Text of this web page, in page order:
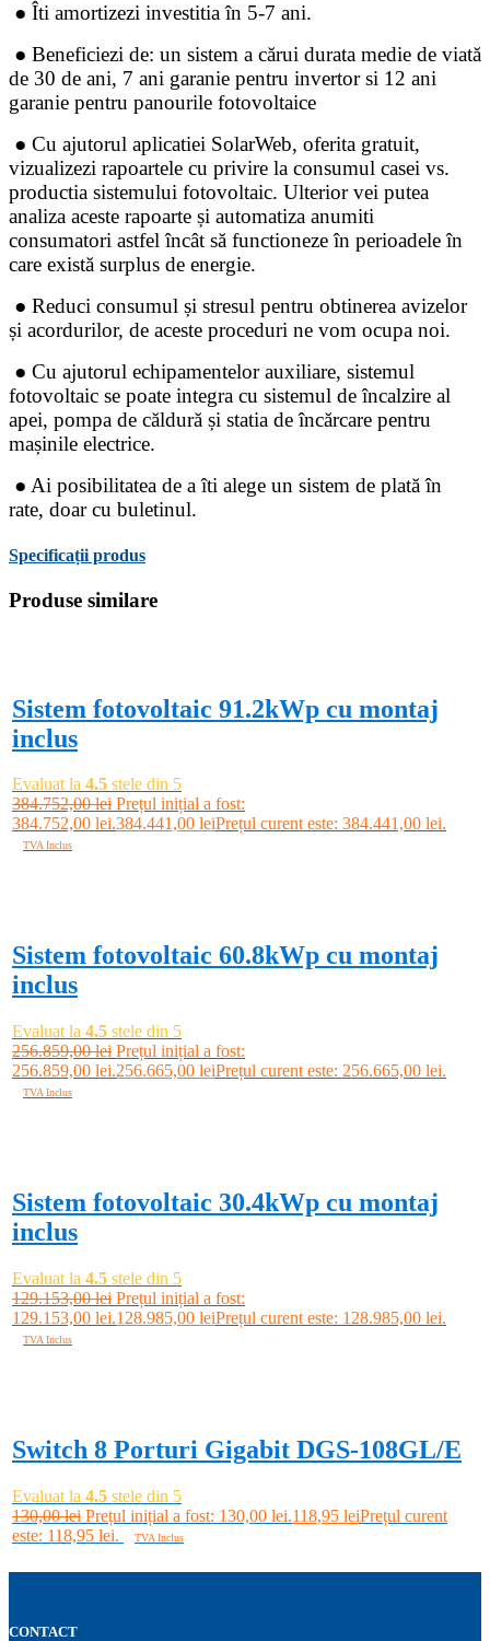
● Îti amortizezi investitia în 5-7 ani.
● Beneficiezi de: un sistem a cărui durata medie de viată
de 30 de ani, 7 ani garanie pentru invertor si 12 ani
garanie pentru panourile fotovoltaice
● Cu ajutorul aplicatiei SolarWeb, oferita gratuit,
vizualizezi rapoartele cu privire la consumul casei vs.
productia sistemului fotovoltaic. Ulterior vei putea
analiza aceste rapoarte și automatiza anumiti
consumatori astfel încât să functioneze în perioadele în
care există surplus de energie.
● Reduci consumul și stresul pentru obtinerea avizelor
și acordurilor, de aceste proceduri ne vom ocupa noi.
● Cu ajutorul echipamentelor auxiliare, sistemul
fotovoltaic se poate integra cu sistemul de încalzire al
apei, pompa de căldură și statia de încărcare pentru
mașinile electrice.
● Ai posibilitatea de a îti alege un sistem de plată în
rate, doar cu buletinul.
Specificații produs
Produse similare
Sistem fotovoltaic 91.2kWp cu montaj
inclus
Evaluat la 4.5 stele din 5
384.752,00lei Prețul inițial a fost:
384.752,00 lei.384.441,00 leiPrețul curent este: 384.441,00 lei.
TVA Inclus
Sistem fotovoltaic 60.8kWp cu montaj
inclus
Evaluat la 4.5 stele din 5
256.859,00lei Prețul inițial a fost:
256.859,00 lei.256.665,00 leiPrețul curent este: 256.665,00 lei.
TVA Inclus
Sistem fotovoltaic 30.4kWp cu montaj
inclus
Evaluat la 4.5 stele din 5
129.153,00lei Prețul inițial a fost:
129.153,00 lei.128.985,00 leiPrețul curent este: 128.985,00 lei.
TVA Inclus
Switch 8 Porturi Gigabit DGS-108GL/E
Evaluat la 4.5 stele din 5
130,00lei Prețul inițial a fost: 130,00 lei.118,95 leiPrețul curent
este: 118,95 lei.
TVA Inclus
CONTACT